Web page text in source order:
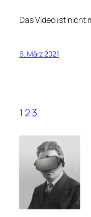
Das Video ist nicht
6. März 2021
1 2 3